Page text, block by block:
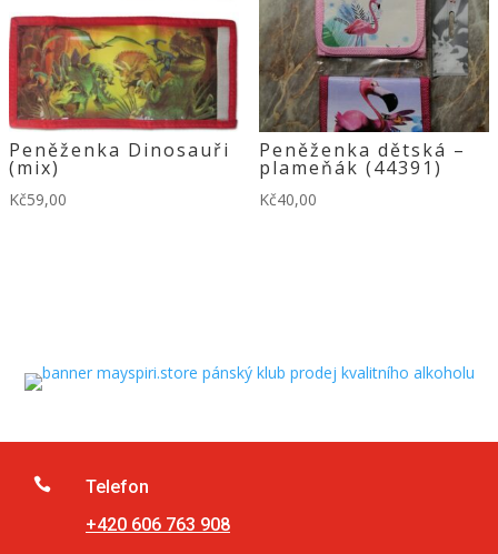
Peněženka Dinosauři
(mix)
Kč59,00
Peněženka dětská –
plameňák (44391)
Kč40,00

Telefon
+420 606 763 908